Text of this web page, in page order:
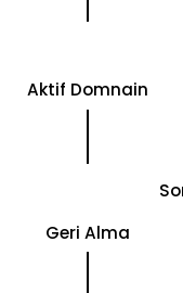
Aktif Domnain
Geri Alma